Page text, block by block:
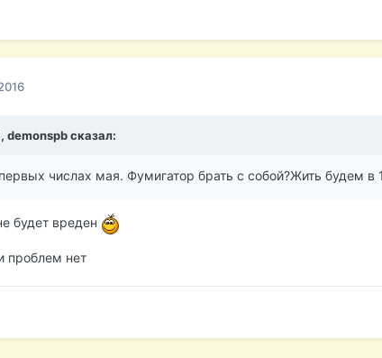
demonspbсказал:
числах мая. Фумигатор брать с собой?Жить будем в
будет вреден
проблем нет